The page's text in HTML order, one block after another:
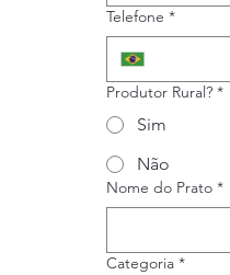
Telefone *
Produtor Rural? *
Sim
Não
Nome do Prato *
Categoria *